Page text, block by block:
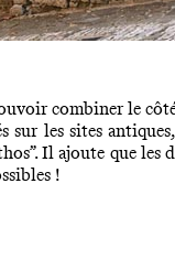
combiner le
sur les sites
Il ajoute que les
!